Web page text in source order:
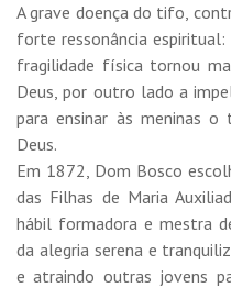
A grave doença do tifo,
forte ressonância
fragilidade física tornou
Deus, por outro lado a
para ensinar às meninas
Deus.
Em 1872, Dom Bosco
das Filhas de Maria
hábil formadora e mestra
da alegria serena e
e atraindo outras jovens